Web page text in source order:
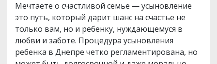
Мечтаете о счастливой семье — усыновление
это путь, который дарит шанс на счастье не
только вам, но и ребенку, нуждающемуся в
любви и заботе. Процедура усыновления
ребенка в Днепре четко регламентирована, но